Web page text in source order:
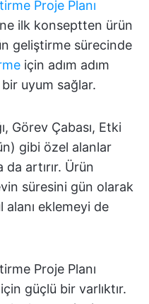
Proje Planı
ilk konseptten ürün
geliştirme sürecinde
için adım adım
uyum sağlar.
Görev Çabası, Etki
gibi özel alanlar
artırır. Ürün
süresini gün olarak
eklemeyi de
Proje Planı
güçlü bir varlıktır.